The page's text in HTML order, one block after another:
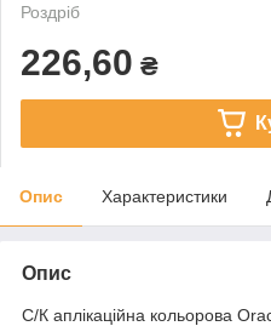
Роздріб
226,60 ₴
Опис Характеристики
Опис
С/К аплікаційна кольорова